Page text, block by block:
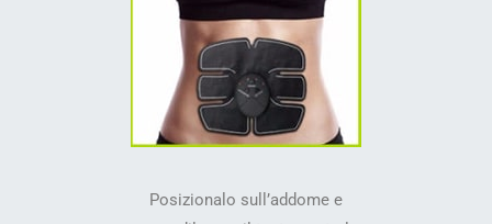
Posizionalo sull’addome e